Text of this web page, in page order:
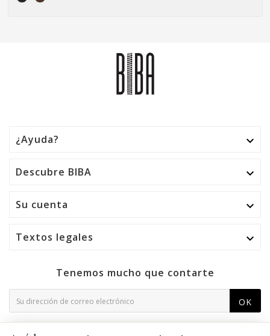
¿Ayuda? 
Descubre BIBA 
Su cuenta 
Textos legales 
Tenemos mucho que contarte
OK